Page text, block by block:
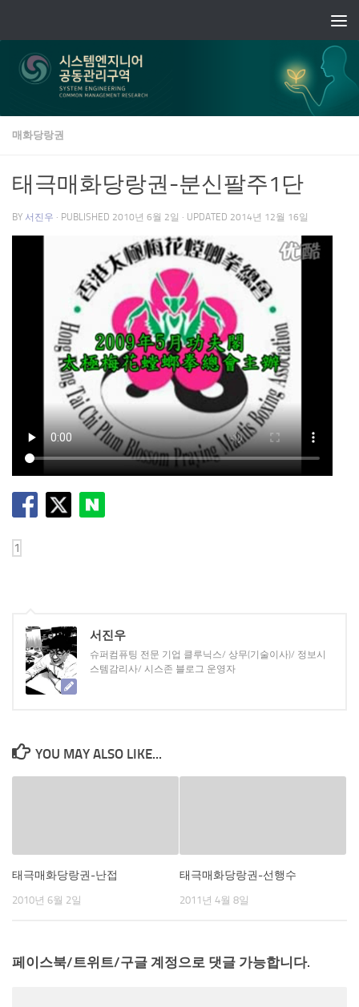
매화당랑권
태극매화당랑권-분신팔주1단
BY 서진우 · PUBLISHED 2010년 6월 2일 · UPDATED 2014년 12월 16일
서진우
슈퍼컴퓨팅 전문 기업 클루닉스/ 상무(기술이사)/ 정보시
스템감리사/ 시스존 블로그 운영자
YOU MAY ALSO LIKE...
태극매화당랑권-난접
2010년 6월 2일
태극매화당랑권-선행수
2011년 4월 8일
페이스북/트위트/구글 계정으로 댓글 가능합니다.